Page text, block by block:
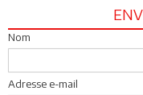
Nom
Adresse e-mail